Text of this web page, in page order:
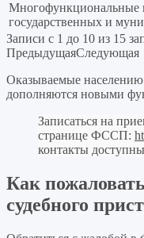
Многофункциональные
государственных и
Записи с 1 до 10 из 15
ПредыдущаяСледующая
Оказываемые
дополняются новыми
Записаться на
странице ФССП:
контакты
Как
судебного